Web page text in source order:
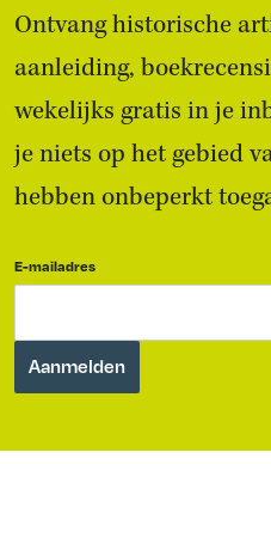
Ontvang historische
aanleiding,
wekelijks gratis in je
je niets op het gebied
hebben onbeperkt
E-mailadres